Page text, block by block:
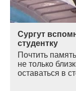
Сургут
студентку
Почтить
не только
оставаться в